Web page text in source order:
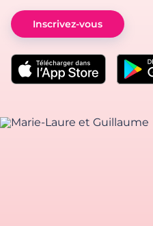
Inscrivez-vous